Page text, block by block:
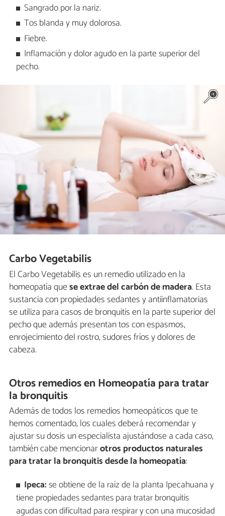
Sangrado por la nariz.
Tos blanda y muy dolorosa.
Fiebre.
Inflamación y dolor agudo en la parte superior del
pecho.
Carbo Vegetabilis
El Carbo Vegetabilis es un remedio utilizado en la
homeopatía quese extrae del carbón de madera. Esta
sustancia con propiedades sedantes y antiinflamatorias
se utiliza para casos de bronquitis en la parte superior del
pecho que además presentan tos con espasmos,
enrojecimiento del rostro, sudores fríos y dolores de
cabeza.
Otros remedios en Homeopatía para tratar
la bronquitis
Además de todos los remedios homeopáticos que te
hemos comentado, los cuales deberá recomendar y
ajustar su dosis un especialista ajustándose a cada caso,
también cabe mencionarotros productos naturales
para tratar la bronquitis desde la homeopatía:
Ipeca:se obtiene de la raíz de la planta Ipecahuana y
tiene propiedades sedantes para tratar bronquitis
agudas con dificultad para respirar y con una mucosidad